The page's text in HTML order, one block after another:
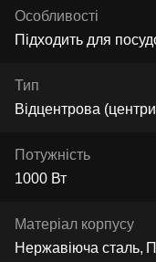
Особливості
Підходить для
Тип
Відцентрова
Потужність
1000 Вт
Матеріал корпусу
Нержавіюча сталь